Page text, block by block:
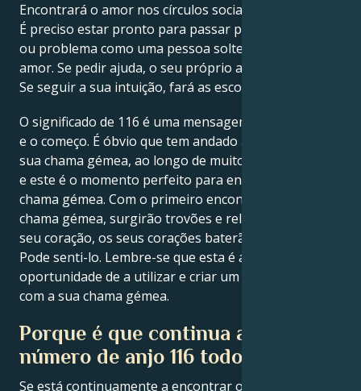
Encontrará o amor nos círculos sociais e espirituais.
É preciso estar pronto para passar por qualquer dor
ou problema como uma pessoa solteira em busca do
amor. Se pedir ajuda, o seu próprio anjo irá salvá-lo.
Se seguir a sua intuição, fará as escolhas certas.
O significado de 116 é uma mensagem sobre a União
e o começo. É óbvio que tem andado à procura da
sua chama gémea, ao longo de muitos ciclos de vida
e este é o momento perfeito para encontrar a sua
chama gémea. Com o primeiro encontro com a sua
chama gémea, surgirão trovões e relâmpagos no
seu coração, os seus corações baterão como um só.
Pode senti-lo. Lembre-se que esta é a sua maior
oportunidade de a utilizar e criar um sonho de viver
com a sua chama gémea.
Porque é que continua a ver o
número de anjo 116 todos os dias?
Se está continuamente a encontrar o número de